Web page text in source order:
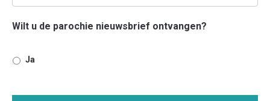
Wilt u de parochie nieuwsbrief ontvangen?
Ja